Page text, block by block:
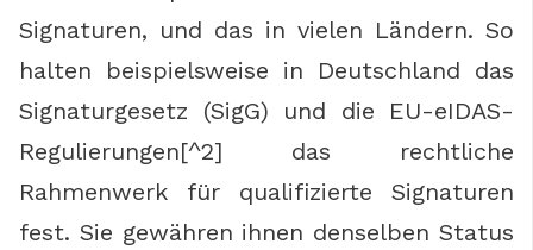
Signaturen, und das in vielen Ländern. So
halten beispielsweise in Deutschland das
Signaturgesetz (SigG) und die EU-eIDAS-
Regulierungen[^2] das rechtliche
Rahmenwerk für qualifizierte Signaturen
fest. Sie gewähren ihnen denselben Status